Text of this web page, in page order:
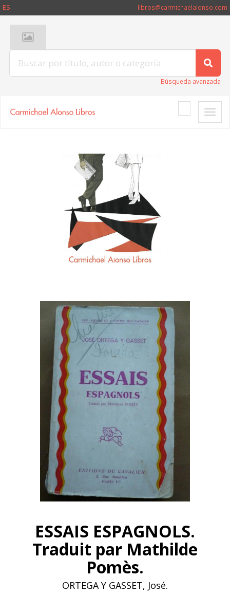
ES libros@carmichaelalonso.com
Búsqueda avanzada
Toggle
ESSAIS ESPAGNOLS.
Traduit par Mathilde
Pomès.
ORTEGA Y GASSET, José.